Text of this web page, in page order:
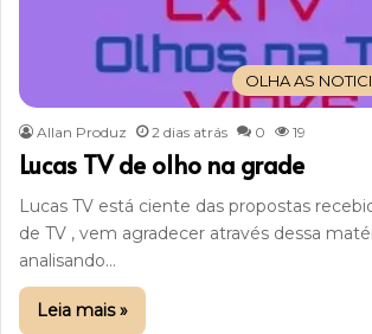
OLHA AS
Allan Produz 2 dias atrás 0 19
Lucas TV de olho na grade
Lucas TV está ciente das propostas
de TV , vem agradecer através dessa
analisando…
Leia mais »